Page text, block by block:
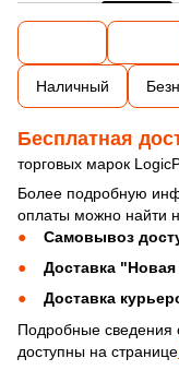
Наличный
Бесплатная
торговых марок
Более подробную
оплаты можно найти
Самовывоз
Доставка
Доставка
Подробные сведения
доступны на странице